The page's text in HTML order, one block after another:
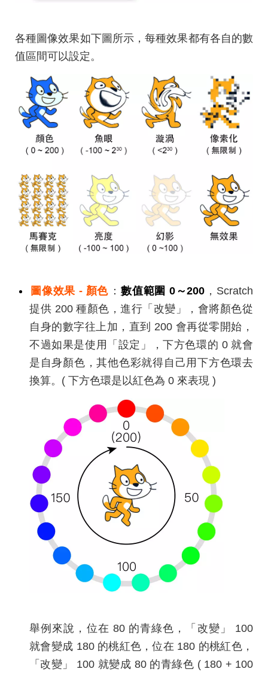
各種圖像效果如下圖所示，每種效果都有各自的數
值區間可以設定。
圖像效果 - 顏色 ：數值範圍 0～200 ，Scratch
提供 200 種顏色，進行「改變」，會將顏色從
自身的數字往上加，直到 200 會再從零開始，
不過如果是使用「設定」，下方色環的 0 就會
是自身顏色，其他色彩就得自己用下方色環去
換算。( 下方色環是以紅色為 0 來表現 )
舉例來說，位在 80 的青綠色，「改變」 100
就會變成 180 的桃紅色，位在 180 的桃紅色，
「改變」 100 就變成 80 的青綠色 ( 180 + 100